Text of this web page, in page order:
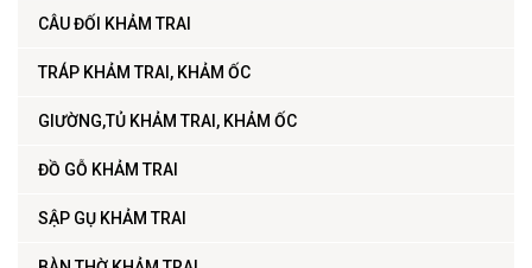
CÂU ĐỐI KHẢM TRAI
TRÁP KHẢM TRAI, KHẢM ỐC
GIƯỜNG,TỦ KHẢM TRAI, KHẢM ỐC
ĐỒ GỖ KHẢM TRAI
SẬP GỤ KHẢM TRAI